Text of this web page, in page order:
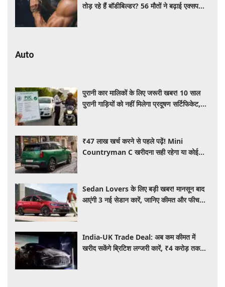
तोड़ रहे हैं बॉडीबिल्डर? 56 मौतों ने बढ़ाई एक्सपर्ट्स
Auto
पुरानी कार मालिकों के लिए जरूरी खबर! 10 साल
पुरानी गाड़ियों को नहीं मिलेगा प्रदूषण सर्टिफिकेट,
₹47 लाख खर्च करने से पहले पढ़ें! Mini
Countryman C खरीदना सही रहेगा या कोई
Sedan Lovers के लिए बड़ी खबर! मानसून बाद
आएंगी 3 नई सेडान कारें, जानिए कीमत और फीचर्स
India-UK Trade Deal: अब कम कीमत में
खरीद सकेंगे ब्रिटिश लग्जरी कारें, ₹4 करोड़ तक